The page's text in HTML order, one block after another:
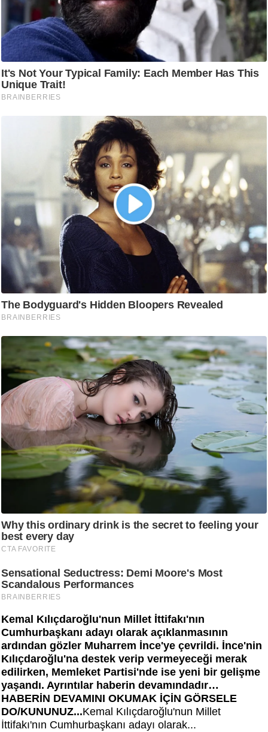
Kemal Kılıçdaroğlu'nun Millet İttifakı'nın
Cumhurbaşkanı adayı olarak açıklanmasının
ardından gözler Muharrem İnce'ye çevrildi. İnce'nin
Kılıçdaroğlu'na destek verip vermeyeceği merak
edilirken, Memleket Partisi'nde ise yeni bir gelişme
yaşandı. Ayrıntılar haberin devamındadır…
HABERİN DEVAMINI OKUMAK İÇİN GÖRSELE
DO/KUNUNUZ...Kemal Kılıçdaroğlu'nun Millet
İttifakı'nın Cumhurbaşkanı adayı olarak...